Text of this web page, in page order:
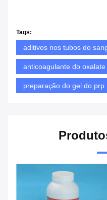
Tags:
aditivos nos tubos do
anticoagulante do
preparação do gel do prp